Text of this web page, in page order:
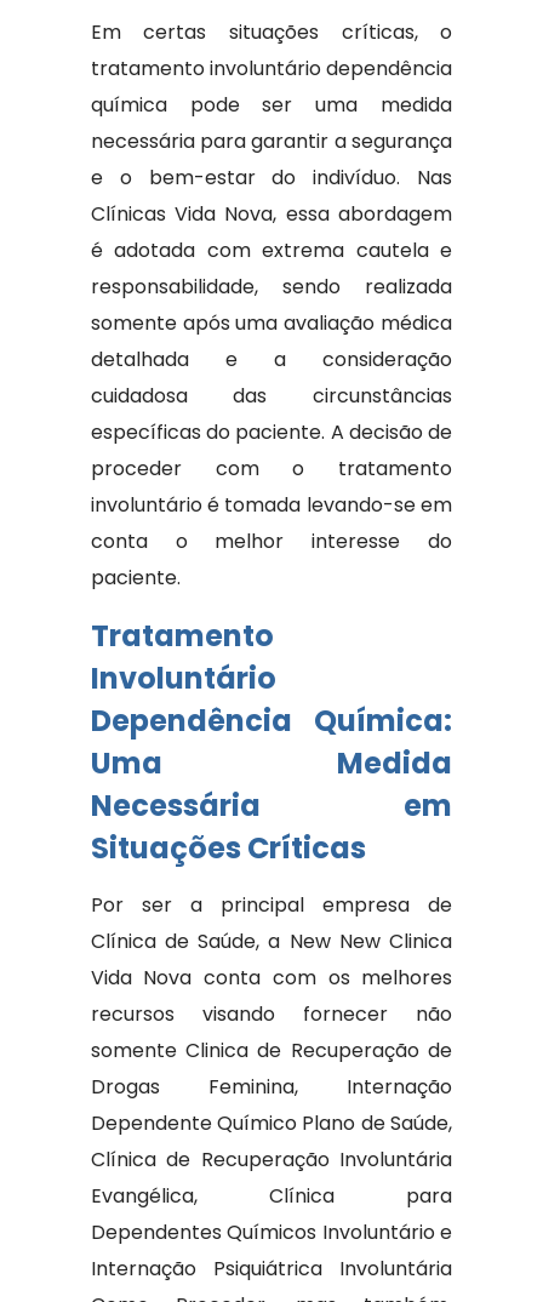
Em certas situações críticas, o
tratamento involuntário dependência
química pode ser uma medida
necessária para garantir a segurança
e o bem-estar do indivíduo. Nas
Clínicas Vida Nova, essa abordagem
é adotada com extrema cautela e
responsabilidade, sendo realizada
somente após uma avaliação médica
detalhada e a consideração
cuidadosa das circunstâncias
específicas do paciente. A decisão de
proceder com o tratamento
involuntário é tomada levando-se em
conta o melhor interesse do
paciente.
Tratamento
Involuntário
Dependência Química:
Uma Medida
Necessária em
Situações Críticas
Por ser a principal empresa de
Clínica de Saúde, a New New Clinica
Vida Nova conta com os melhores
recursos visando fornecer não
somente Clinica de Recuperação de
Drogas Feminina, Internação
Dependente Químico Plano de Saúde,
Clínica de Recuperação Involuntária
Evangélica, Clínica para
Dependentes Químicos Involuntário e
Internação Psiquiátrica Involuntária